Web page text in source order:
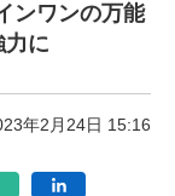
ンワンの万能
力に
年2月24日 15:16